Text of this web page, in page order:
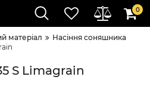
0
матеріал
Насіння соняшника
S Limagrain